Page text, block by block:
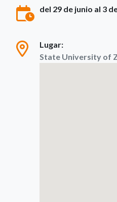
del 29 de junio al 3
Lugar:
State University of